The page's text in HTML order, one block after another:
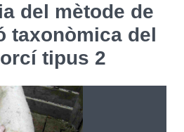
Español
del mètode de
taxonòmica del
tipus 2